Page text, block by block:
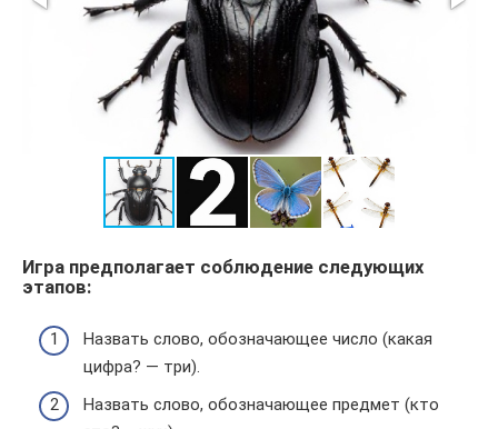
Игра предполагает соблюдение следующих
этапов:
Назвать слово, обозначающее число (какая
цифра? — три).
Назвать слово, обозначающее предмет (кто